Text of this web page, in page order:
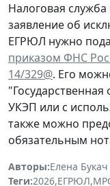
Налоговая
заявление об
ЕГРЮЛ нужно
приказом ФНС
14/329@. Его
УКЭП или с
также можно
обязательным
Авторы:Елена Букач
Теги:2026,ЕГРЮЛ,